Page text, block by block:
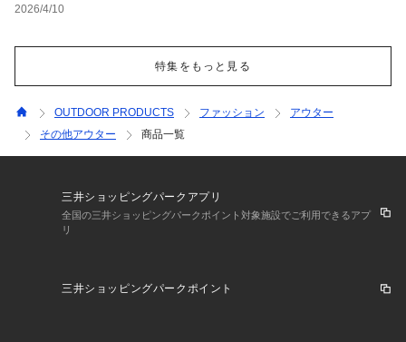
2026/4/10
特集をもっと見る
OUTDOOR PRODUCTS ファッション
アウター
その他アウター
商品一覧
三井ショッピングパークアプリ
全国の三井ショッピングパークポイント対象施設でご利用できるアプ
リ
三井ショッピングパークポイント